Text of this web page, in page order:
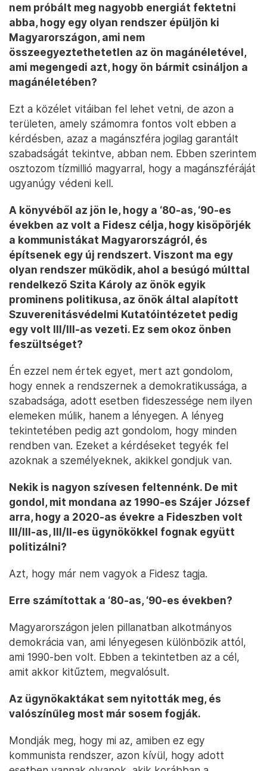
nem próbált meg nagyobb energiát fektetni
abba, hogy egy olyan rendszer épüljön ki
Magyarországon, ami nem
összeegyeztethetetlen az ön magánéletével,
ami megengedi azt, hogy ön bármit csináljon a
magánéletében?
Ezt a közélet vitáiban fel lehet vetni, de azon a
területen, amely számomra fontos volt ebben a
kérdésben, azaz a magánszféra jogilag garantált
szabadságát tekintve, abban nem. Ebben szerintem
osztozom tízmillió magyarral, hogy a magánszféráját
ugyanúgy védeni kell.
A könyvéből az jön le, hogy a ‘80-as, ‘90-es
években az volt a Fidesz célja, hogy kisöpörjék
a kommunistákat Magyarországról, és
építsenek egy új rendszert. Viszont ma egy
olyan rendszer működik, ahol a besúgó múlttal
rendelkező Szita Károly az önök egyik
prominens politikusa, az önök által alapított
Szuverenitásvédelmi Kutatóintézetet pedig
egy volt III/III-as vezeti. Ez sem okoz önben
feszültséget?
Én ezzel nem értek egyet, mert azt gondolom,
hogy ennek a rendszernek a demokratikussága, a
szabadsága, adott esetben fideszessége nem ilyen
elemeken múlik, hanem a lényegen. A lényeg
tekintetében pedig azt gondolom, hogy minden
rendben van. Ezeket a kérdéseket tegyék fel
azoknak a személyeknek, akikkel gondjuk van.
Nekik is nagyon szívesen feltennénk. De mit
gondol, mit mondana az 1990-es Szájer József
arra, hogy a 2020-as évekre a Fideszben volt
III/III-as, III/II-es ügynökökkel fognak együtt
politizálni?
Azt, hogy már nem vagyok a Fidesz tagja.
Erre számítottak a ‘80-as, ‘90-es években?
Magyarországon jelen pillanatban alkotmányos
demokrácia van, ami lényegesen különbözik attól,
ami 1990-ben volt. Ebben a tekintetben az a cél,
amit akkor kitűztem, megvalósult.
Az ügynökaktákat sem nyitották meg, és
valószínűleg most már sosem fogják.
Mondják meg, hogy mi az, amiben ez egy
kommunista rendszer, azon kívül, hogy adott